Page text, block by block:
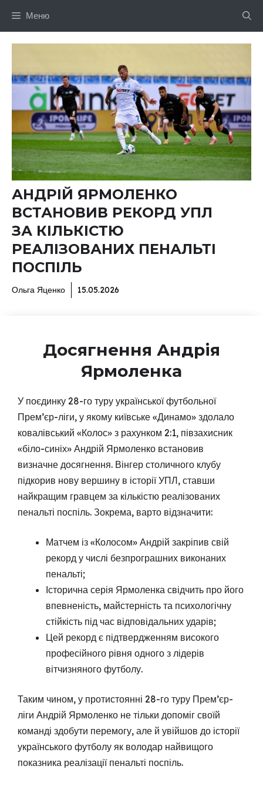
Меню
АНДРІЙ ЯРМОЛЕНКО
ВСТАНОВИВ РЕКОРД УПЛ
ЗА КІЛЬКІСТЮ
РЕАЛІЗОВАНИХ ПЕНАЛЬТІ
ПОСПІЛЬ
Ольга Яценко 15.05.2026
Досягнення Андрія
Ярмоленка
У поєдинку 28-го туру української футбольної
Прем’єр-ліги, у якому київське «Динамо» здолало
ковалівський «Колос» з рахунком 2:1, півзахисник
«біло-синіх» Андрій Ярмоленко встановив
визначне досягнення. Вінгер столичного клубу
підкорив нову вершину в історії УПЛ, ставши
найкращим гравцем за кількістю реалізованих
пенальті поспіль. Зокрема, варто відзначити:
Матчем із «Колосом» Андрій закріпив свій
рекорд у числі безпрограшних виконаних
пенальті;
Історична серія Ярмоленка свідчить про його
впевненість, майстерність та психологічну
стійкість під час відповідальних ударів;
Цей рекорд є підтвердженням високого
професійного рівня одного з лідерів
вітчизняного футболу.
Таким чином, у протистоянні 28-го туру Прем’єр-
ліги Андрій Ярмоленко не тільки допоміг своїй
команді здобути перемогу, але й увійшов до історії
українського футболу як володар найвищого
показника реалізації пенальті поспіль.